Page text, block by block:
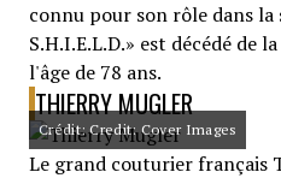
connu pour son rôle dans
S.H.I.E.L.D.» est décédé de
l'âge de 78 ans.
THIERRY MUGLER
Crédit: Credit: Cover Images
Le grand couturier français